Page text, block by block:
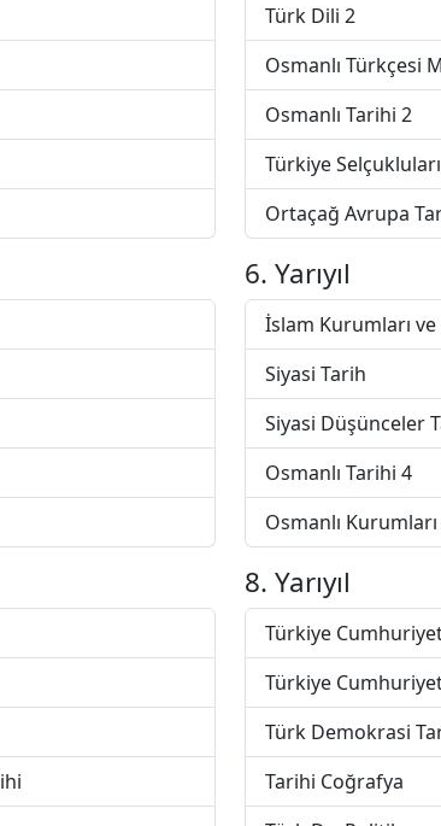
Türk Dili 2
Osmanlı Türkçesi
Osmanlı Tarihi 2
Türkiye
Ortaçağ Avrupa
6. Yarıyıl
İslam Kurumları
Siyasi Tarih
Siyasi Düşünceler
Osmanlı Tarihi 4
Osmanlı
8. Yarıyıl
Türkiye
Türkiye
Türk Demokrasi
Tarihi Coğrafya